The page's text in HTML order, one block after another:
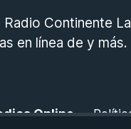
Radio Continente
en línea de y más.
Online -